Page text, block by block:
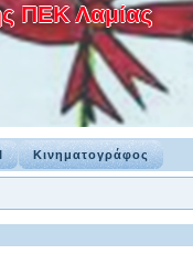
ΠΕΚ Λαμίας
Κινηματογράφος